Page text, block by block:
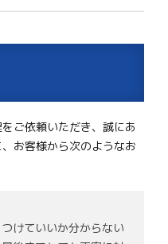
ご依頼いただき、誠にあ
お客様から次のようなお
けていいか分からない